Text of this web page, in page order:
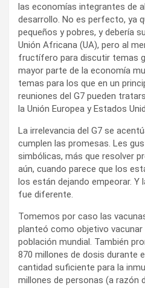
las economías integrantes de
desarrollo. No es perfecto, ya
pequeños y pobres, y debería
Unión Africana (UA), pero al
fructífero para discutir temas
mayor parte de la economía
temas para los que en un
reuniones del G7 pueden
la Unión Europea y Estados
La irrelevancia del G7 se
cumplen las promesas. Les
simbólicas, más que resolver
aún, cuando parece que los
los están dejando empeorar. Y
fue diferente.
Tomemos por caso las
planteó como objetivo vacunar
población mundial. También
870 millones de dosis durante
cantidad suficiente para la
millones de personas (a razón